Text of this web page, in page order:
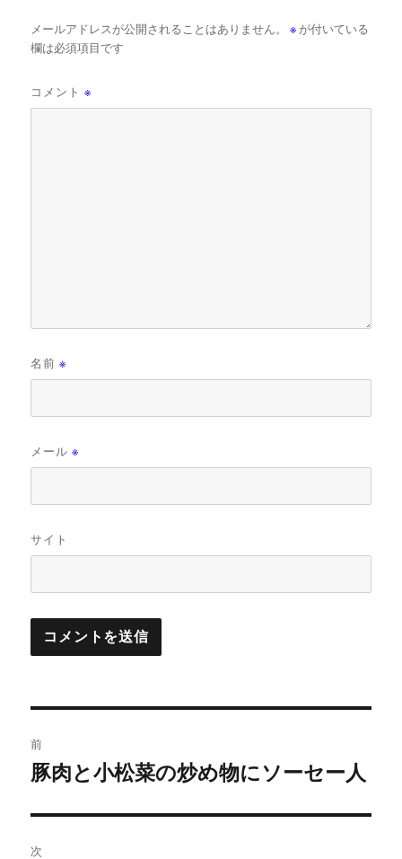
メールアドレスが公開されることはありません。 ※ が付いている
欄は必須項目です
コメント※
名前※
メール※
サイト
稿
ビ
前
前
投
稿:
豚肉と小松菜の炒め物にソーセー人
次